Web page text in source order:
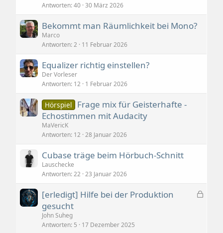
Antworten 40 30 März 2026
Bekommt man Räumlichkeit bei Mono?
Marco
Antworten 2 11 Februar 2026
Equalizer richtig einstellen?
Der Vorleser
Antworten 12 1 Februar 2026
Hörspiel
Frage mix für Geisterhafte -
Echostimmen mit Audacity
MaVericK
Antworten 12 28 Januar 2026
Cubase träge beim Hörbuch-Schnitt
Lauschecke
Antworten 22 23 Januar 2026
G
[erledigt] Hilfe bei der Produktion
gesucht
John Suheg
Antworten 5 17 Dezember 2025